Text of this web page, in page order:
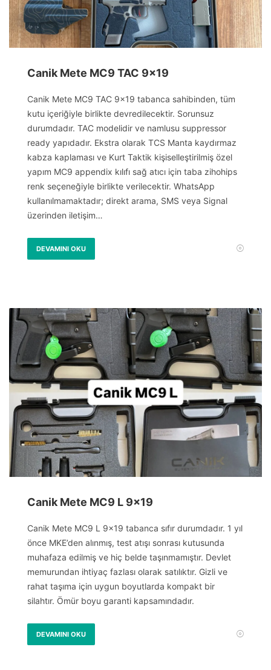
Canik Mete MC9 TAC 9×19
Canik Mete MC9 TAC 9×19 tabanca sahibinden, tüm
kutu içeriğiyle birlikte devredilecektir. Sorunsuz
durumdadır. TAC modelidir ve namlusu suppressor
ready yapıdadır. Ekstra olarak TCS Manta kaydırmaz
kabza kaplaması ve Kurt Taktik kişiselleştirilmiş özel
yapım MC9 appendix kılıfı sağ atıcı için taba zihohips
renk seçeneğiyle birlikte verilecektir. WhatsApp
kullanılmamaktadır; direkt arama, SMS veya Signal
üzerinden iletişim…
DEVAMINI OKU
Canik Mete MC9 L 9×19
Canik Mete MC9 L 9×19 tabanca sıfır durumdadır. 1 yıl
önce MKE’den alınmış, test atışı sonrası kutusunda
muhafaza edilmiş ve hiç belde taşınmamıştır. Devlet
memurundan ihtiyaç fazlası olarak satılıktır. Gizli ve
rahat taşıma için uygun boyutlarda kompakt bir
silahtır. Ömür boyu garanti kapsamındadır.
DEVAMINI OKU